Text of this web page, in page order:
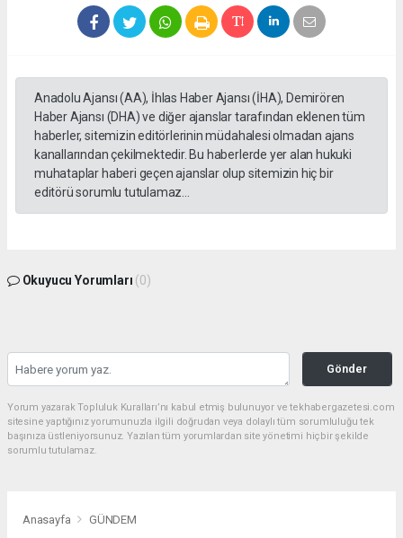
Anadolu Ajansı (AA), İhlas Haber Ajansı (İHA), Demirören
Haber Ajansı (DHA) ve diğer ajanslar tarafından eklenen tüm
haberler, sitemizin editörlerinin müdahalesi olmadan ajans
kanallarından çekilmektedir. Bu haberlerde yer alan hukuki
muhataplar haberi geçen ajanslar olup sitemizin hiç bir
editörü sorumlu tutulamaz...
Okuyucu Yorumları (0)
Gönder
Yorum yazarak Topluluk Kuralları’nı kabul etmiş bulunuyor ve tekhabergazetesi.com
sitesine yaptığınız yorumunuzla ilgili doğrudan veya dolaylı tüm sorumluluğu tek
başınıza üstleniyorsunuz. Yazılan tüm yorumlardan site yönetimi hiçbir şekilde
sorumlu tutulamaz.
Anasayfa GÜNDEM